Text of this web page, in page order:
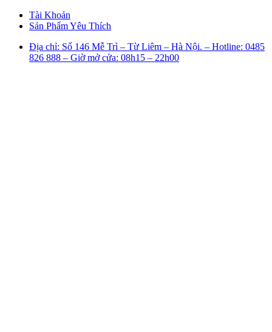
Tài Khoản
Sản Phẩm Yêu Thích
Địa chỉ: Số 146 Mễ Trì – Từ Liêm – Hà Nội. – Hotline: 0485
826 888 – Giờ mở cửa: 08h15 – 22h00